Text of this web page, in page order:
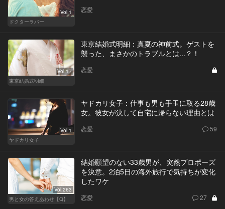
Vol.1
ドクターラバー
恋愛
Vol.17
東京結婚式明細
東京結婚式明細：真夏の神前式。ゲストを
襲った、まさかのトラブルとは...？！
恋愛
Vol.1
ヤドカリ女子
ヤドカリ女子：仕事も男も手玉に取る28歳
女。彼女が決して自宅に帰らない理由とは
恋愛 59
Vol.263
男と女の答えあわせ【Q】
結婚願望のない33歳男が、突然プロポーズ
を決意。2泊5日の海外旅行で気持ちが変化
したワケ
恋愛 27